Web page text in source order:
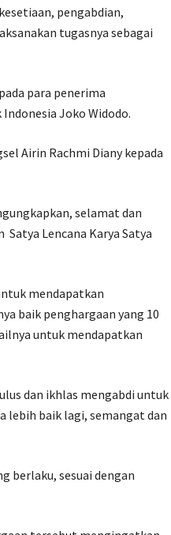
pengabdian,
tugasnya sebagai
para penerima
Joko Widodo.
Airin Rachmi Diany kepada
selamat dan
Lencana Karya Satya
mendapatkan
baik penghargaan yang 10
untuk mendapatkan
dan ikhlas mengabdi untuk
lebih baik lagi, semangat dan
berlaku, sesuai dengan